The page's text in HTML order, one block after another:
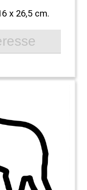
x 26,5 cm.